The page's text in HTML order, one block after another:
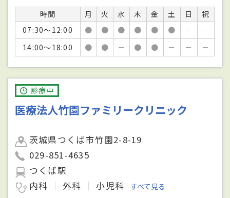
時間 月 火 水 木 金 土 日
祝
07:30～12:00
● ● ● ● ● ● －
－
14:00～18:00
● ● － ● ● － － －
診療中
医療法人竹園ファミリークリニック
茨城県つくば市竹園2-8-19
029-851-4635
つくば駅
内科
外科 小児科 すべて見る